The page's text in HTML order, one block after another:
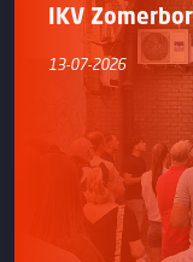
IKV
13-07-2026